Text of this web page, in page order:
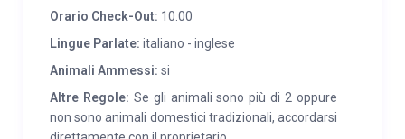
l’ambulatorio medico, invece a 15 minuti troviamo il
possono trovare alcuni supermercati, ristoranti,
pizzerie, bar, negozi, banche, l’azienda per il turismo,
il noleggio bici e numerose proposte turistiche
soprattutto la stagione estiva. E’ dotata di una nuova
Orario Check-Out: 10.00
Lingue Parlate: italiano - inglese
Animali Ammessi: si
Altre Regole: Se gli animali sono più di 2 oppure
non sono animali domestici tradizionali, accordarsi